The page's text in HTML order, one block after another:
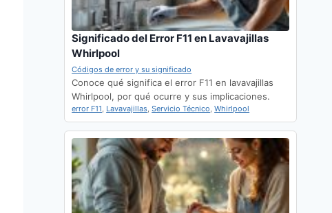
Significado del Error F11 en Lavavajillas
Whirlpool
Códigos de error y su significado
Conoce qué significa el error F11 en lavavajillas
Whirlpool, por qué ocurre y sus implicaciones.
error F11, Lavavajillas,Servicio Técnico,Whirlpool